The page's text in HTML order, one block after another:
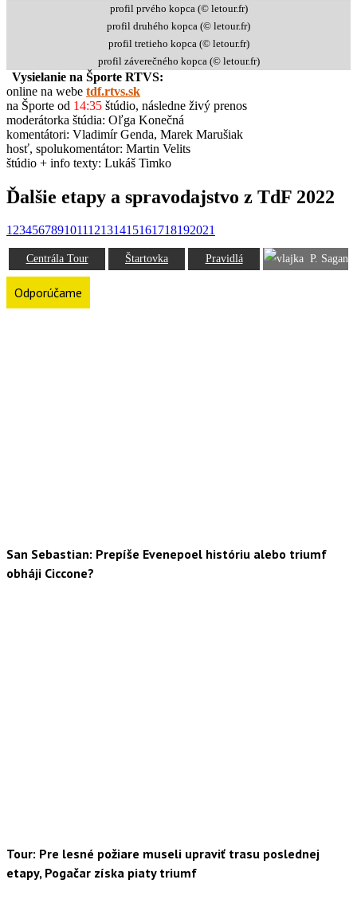
profil prvého kopca (© letour.fr)
profil druhého kopca (© letour.fr)
profil tretieho kopca (© letour.fr)
profil záverečného kopca (© letour.fr)
Vysielanie na Športe RTVS:
online na webe tdf.rtvs.sk
na Športe od 14:35 štúdio, následne živý prenos
moderátorka štúdia: Oľga Konečná
komentátori: Vladimír Genda, Marek Marušiak
hosť, spolukomentátor: Martin Velits
štúdio + info texty: Lukáš Timko
Ďalšie etapy a spravodajstvo z TdF 2022
123456789101112131415161718192021
Centrála Tour Štartovka Pravidlá P. Sagan
Odporúčame
San Sebastian: Prepíše Evenepoel históriu alebo triumf
obháji Ciccone?
Tour: Pre lesné požiare museli upraviť trasu poslednej
etapy, Pogačar získa piaty triumf